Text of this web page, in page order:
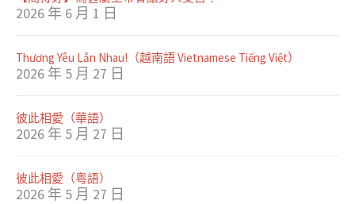
2026 年 6 月 1 日
Thương Yêu Lẫn Nhau!（越南語 Vietnamese Tiếng Việt）
2026 年 5 月 27 日
彼此相愛（華語）
2026 年 5 月 27 日
彼此相愛（粤語）
2026 年 5 月 27 日